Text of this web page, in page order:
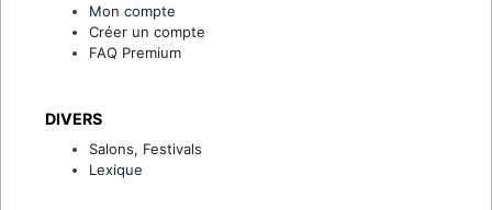
Mon compte
Créer un compte
FAQ Premium
DIVERS
Salons, Festivals
Lexique